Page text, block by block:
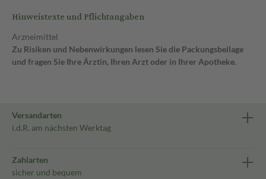
Hinweistexte und Pflichtangaben
Arzneimittel
Zu Risiken und Nebenwirkungen lesen Sie die Packungsbeilage
und fragen Sie Ihre Ärztin, Ihren Arzt oder in Ihrer Apotheke.
Versandarten
i.d.R. am nächsten Werktag
Zahlarten
sicher und bequem